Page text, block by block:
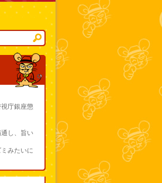
庁銀座懲
し、旨い
みたいに